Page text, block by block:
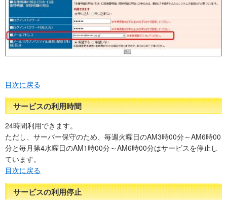
目次に戻る
サービスの利用時間
24時間利用できます。
ただし、サーバー保守のため、毎週火曜日のAM3時00分～AM6時00
分と毎月第4水曜日のAM1時00分～AM6時00分はサービスを停止し
ています。
目次に戻る
サービスの利用停止